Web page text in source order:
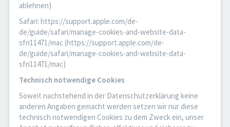
ablehnen)
Safari: https://support.apple.com/de-
de/guide/safari/manage-cookies-and-website-data-
sfri11471/mac (https://support.apple.com/de-
de/guide/safari/manage-cookies-and-website-data-
sfri11471/mac)
Technisch notwendige Cookies
Soweit nachstehend in der Datenschutzerklärung keine
anderen Angaben gemacht werden setzen wir nur diese
technisch notwendigen Cookies zu dem Zweck ein, unser